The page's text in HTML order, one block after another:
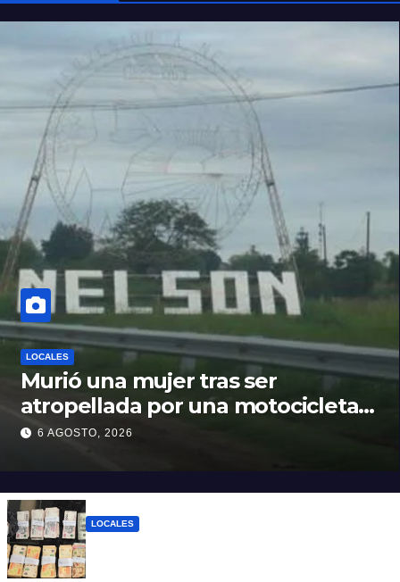
LOCALES
Murió una mujer tras ser
atropellada por una motocicleta
en Nelson
6 AGOSTO, 2026
LOCALES